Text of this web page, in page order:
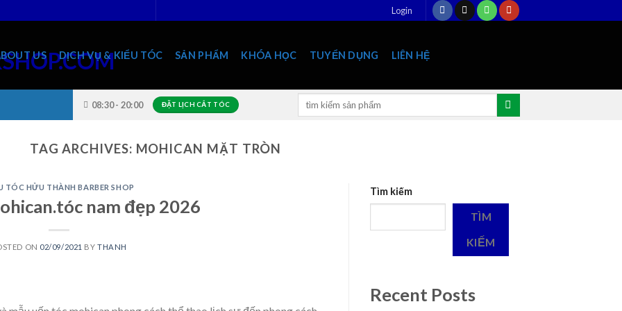
Login
US DỊCH VỤ & KIỂU TÓC SẢN PHẨM KHÓA HỌC TUYỂN DỤNG LIÊN HỆ
08:30 - 20:00 ĐẶT LỊCH CẮT TÓC
Search
TAG ARCHIVES: MOHICAN MẶT TRÒN
TÓC HỬU THÀNH BARBER SHOP
nam đẹp 2026
ON 02/09/2021 BYTHANH
Tìm kiếm
TÌM
KIẾM
Recent Posts